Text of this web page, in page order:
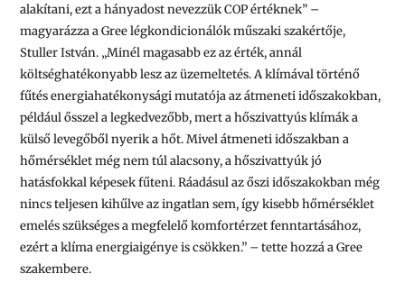
alakítani, ezt a hányadost nevezzük COP értéknek” –
magyarázza a Gree légkondicionálók műszaki szakértője,
Stuller István. „Minél magasabb ez az érték, annál
költséghatékonyabb lesz az üzemeltetés. A klímával történő
fűtés energiahatékonysági mutatója az átmeneti időszakokban,
például ősszel a legkedvezőbb, mert a hőszivattyús klímák a
külső levegőből nyerik a hőt. Mivel átmeneti időszakban a
hőmérséklet még nem túl alacsony, a hőszivattyúk jó
hatásfokkal képesek fűteni. Ráadásul az őszi időszakokban még
nincs teljesen kihűlve az ingatlan sem, így kisebb hőmérséklet
emelés szükséges a megfelelő komfortérzet fenntartásához,
ezért a klíma energiaigénye is csökken.” – tette hozzá a Gree
szakembere.